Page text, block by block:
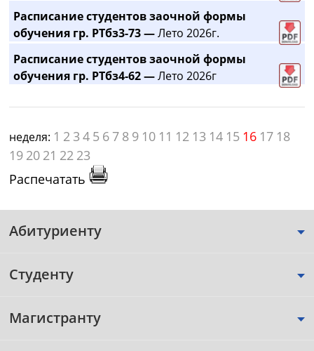
Расписание студентов заочной формы
обучения гр. РТбз3-73 —Лето 2026г.
Расписание студентов заочной формы
обучения гр. РТбз4-62 —Лето 2026г
неделя: 1 2 3 4 5 6 7 8 9 10 11 12 13 14 15 16 17 18
19 20 21 22 23
Распечатать
Абитуриенту
Студенту
Магистранту